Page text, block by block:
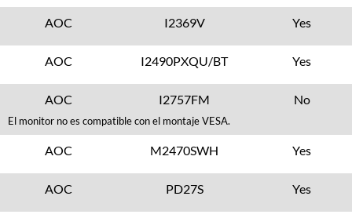
AOC I2369V Yes
AOC I2490PXQU/BT Yes
AOC I2757FM No
El monitor no es compatible con el montaje VESA.
AOC M2470SWH Yes
AOC PD27S Yes